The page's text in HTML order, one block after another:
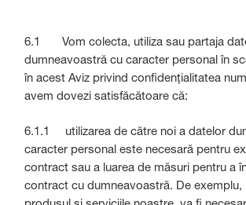
6.1 Vom colecta, utiliza sau partaja
dumneavoastră cu caracter personal în
în acest Aviz privind confidențialitatea
avem dovezi satisfăcătoare că:
6.1.1 utilizarea de către noi a datelor
caracter personal este necesară pentru
contract sau a luarea de măsuri pentru a
contract cu dumneavoastră. De exemplu,